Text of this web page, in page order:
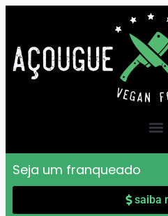
Seja um franqueado
saiba